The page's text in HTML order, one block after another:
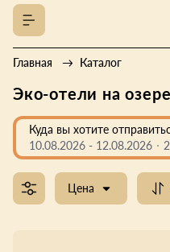
Главная Каталог
Эко-отели на
Куда вы хотите
10.08.2026 - 12.08.2026
Цена